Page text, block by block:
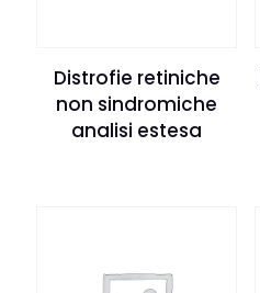
Distrofie retiniche
non sindromiche
analisi estesa